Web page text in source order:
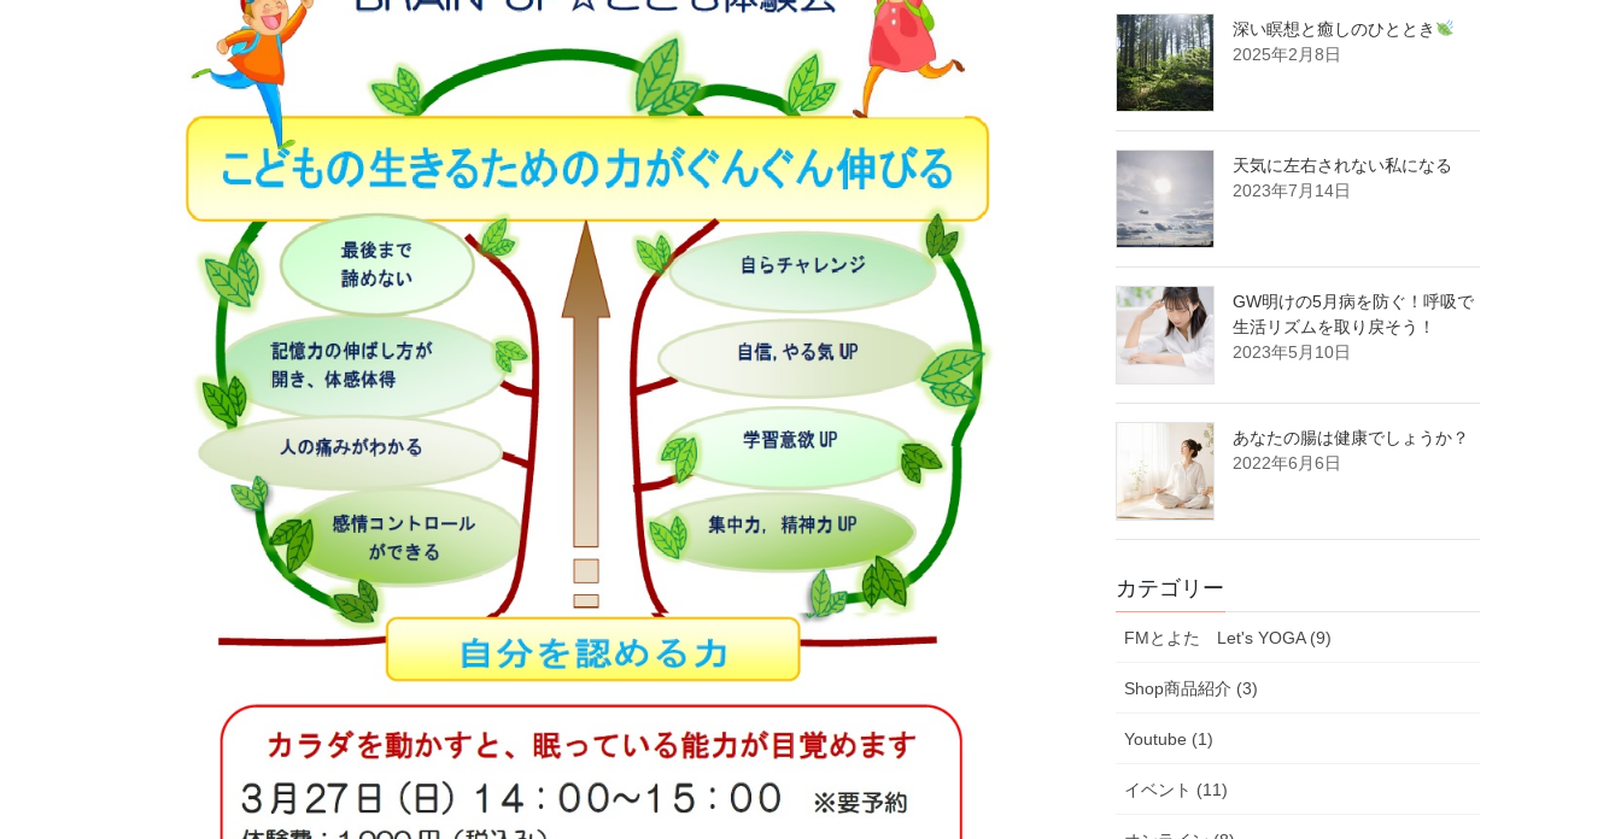
深い瞑想と癒しのひととき
2025年2月8日
天気に左右されない私になる
2023年7月14日
GW明けの5月病を防ぐ！呼吸で
生活リズムを取り戻そう！
2023年5月10日
あなたの腸は健康でしょうか？
2022年6月6日
カテゴリー
FMとよた Let's YOGA (9)
Shop商品紹介 (3)
Youtube (1)
イベント (11)